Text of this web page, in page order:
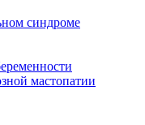
синдроме
мастопатии